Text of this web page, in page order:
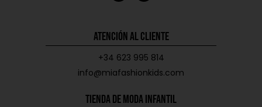
Atención al Cliente
+34 623 995 814
info@miafashionkids.com
Tienda de Moda Infantil